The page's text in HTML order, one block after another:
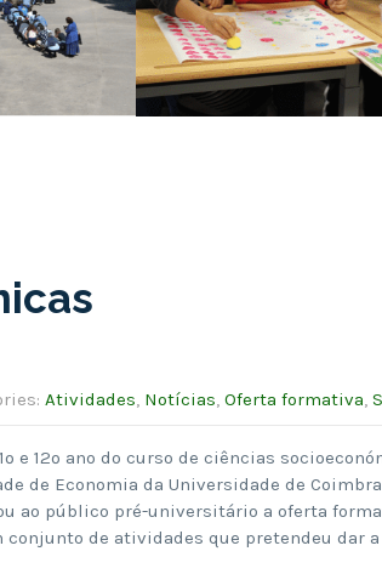
Atividades, Notícias, Oferta formativa,
e 12º ano do curso de ciências
de Economia da Universidade de
ao público pré-universitário a oferta
de atividades que pretendeu dar